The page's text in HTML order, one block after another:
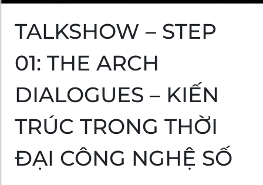
TALKSHOW – STEP
01: THE ARCH
DIALOGUES – KIẾN
TRÚC TRONG THỜI
ĐẠI CÔNG NGHỆ SỐ